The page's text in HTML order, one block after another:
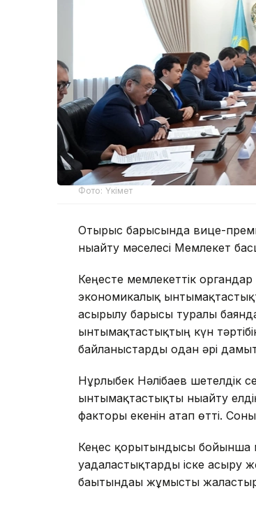
Фото: Үкімет
Отырыс барысында вице-
нығайту мәселесі Мемлекет
Кеңесте мемлекеттік
экономикалық
асырылу барысы туралы
ынтымақтастықтың күн
байланыстарды одан әрі
Нұрлыбек Нәлібаев шетелдік
ынтымақтастықты нығайту
факторы екенін атап өтті.
Кеңес қорытындысы бойынша
уағдаластықтарды іске
бағытындағы жұмысты